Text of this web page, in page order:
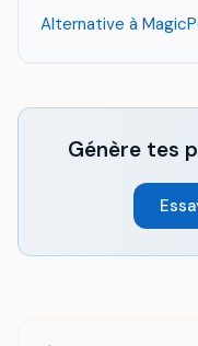
Alternative à
Génère tes